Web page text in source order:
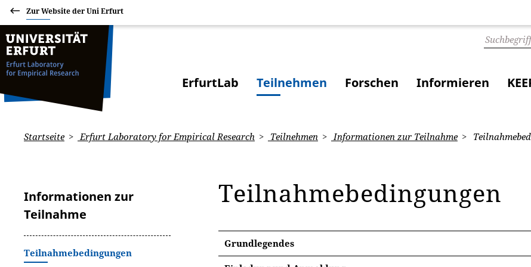
Zur Website der Uni Erfurt
ErfurtLab Teilnehmen Forschen Informieren
Startseite Erfurt Laboratory for Empirical Research Teilnehmen Informationen zur Teilnahme
Informationen zur
Teilnahme
Teilnahmebedingungen
Teilnahmebedingungen
Grundlegendes